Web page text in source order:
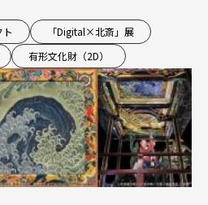
「Digital×北斎」展
有形文化財（2D）